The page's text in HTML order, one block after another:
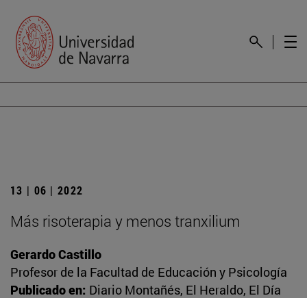
13 | 06 | 2022
Más risoterapia y menos tranxilium
Gerardo Castillo
Profesor de la Facultad de Educación y Psicología
Publicado en: Diario Montañés, El Heraldo, El Día